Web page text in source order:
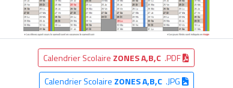
Calendrier Scolaire ZONES A,B,C .PDF
Calendrier Scolaire ZONES A,B,C.JPG